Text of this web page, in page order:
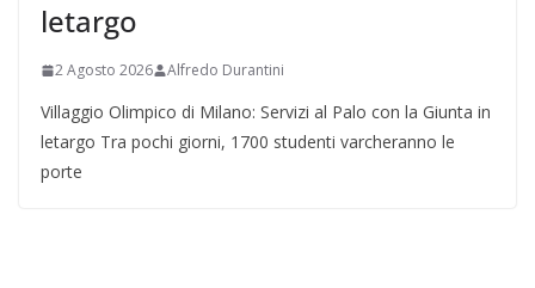
letargo
2 Agosto 2026 Alfredo Durantini
Villaggio Olimpico di Milano: Servizi al Palo con la Giunta in
letargo Tra pochi giorni, 1700 studenti varcheranno le
porte